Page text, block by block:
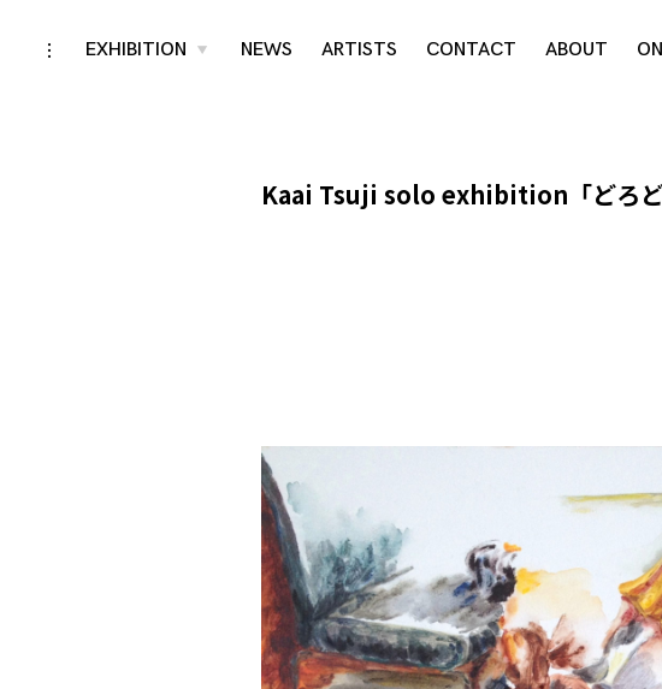
Skip
toggleEXHIBITION
toggle
NEWS ARTISTS CONTACT ABOUT
Kaai Tsuji solo exhibition「どろ